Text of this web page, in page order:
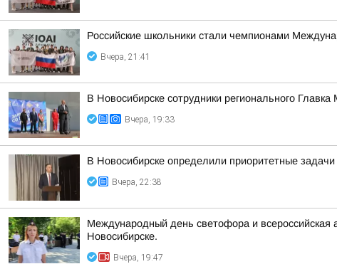
Российские школьники стали чемпионами
Вчера, 21:41
В Новосибирске сотрудники регионального
Вчера, 19:33
В Новосибирске определили приоритетные
Вчера, 22:38
Международный день светофора и всероссийская
Новосибирске.
Вчера, 19:47